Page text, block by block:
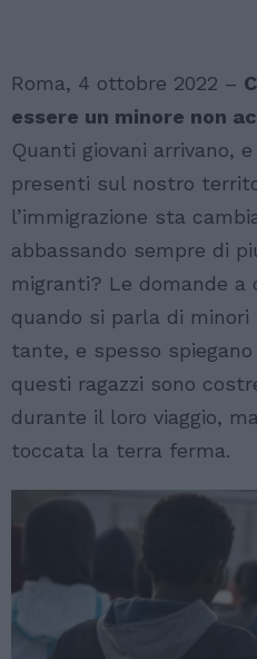
Roma, 4 ottobre 2022 –
essere un minore non
Quanti giovani arrivano,
presenti sul nostro
l’immigrazione sta
abbassando sempre di
migranti? Le domande a
quando si parla di
tante, e spesso
questi ragazzi sono
durante il loro viaggio,
toccata la terra ferma.